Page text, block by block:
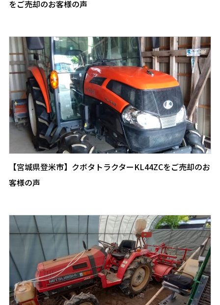
をご売却のお客様の声
【宮城県登米市】クボタトラクターKL44ZCをご売却のお
客様の声